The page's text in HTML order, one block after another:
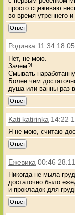
просто сцеживаю
во время утреннего
Ответ
Родинка 11:34
Нет, не мою.
Зачем?!
Смывать
Более чем
душа или ванны раз
Ответ
Kati katirinka 14:22
Я не мою, считаю
Ответ
Ежевика 00:46
Никогда не мыла
достаточно было
и прокладок для
Ответ